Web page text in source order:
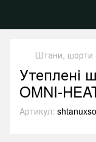
Штани, шорти
Утеплені
OMNI-
Артикул: